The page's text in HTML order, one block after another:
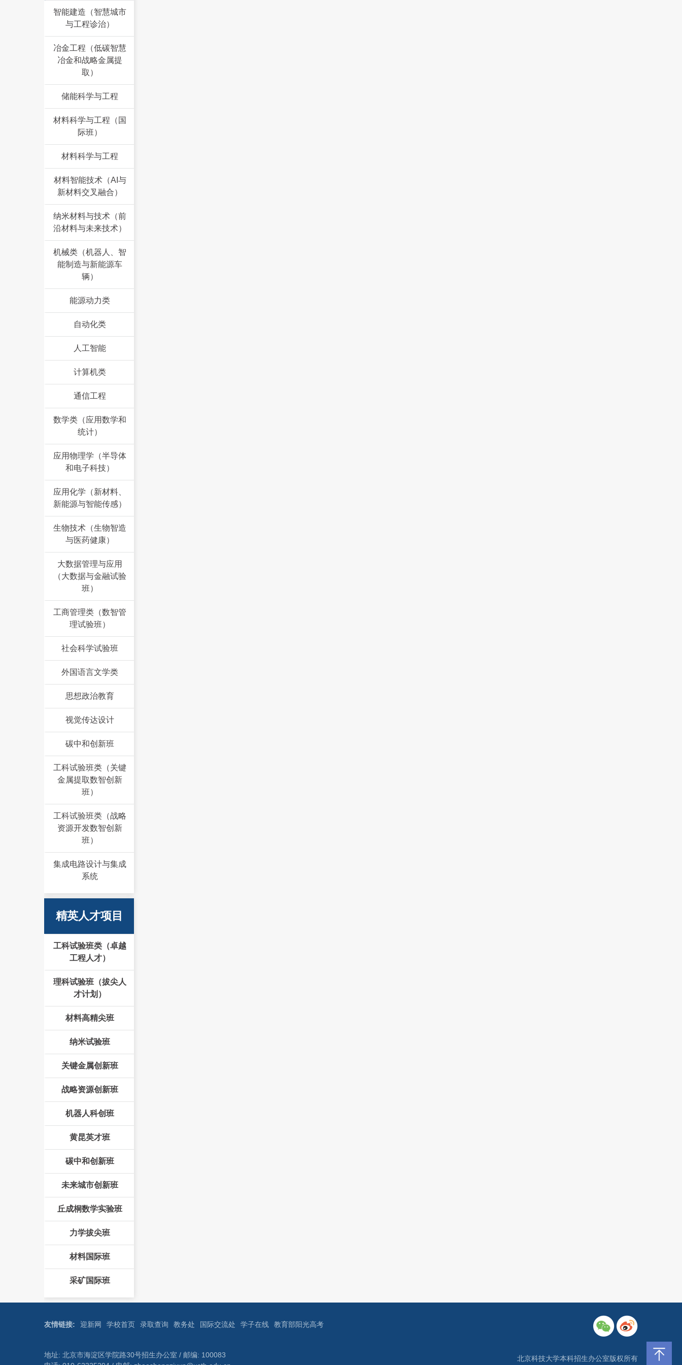
智能建造（智慧城市
与工程诊治）
冶金工程（低碳智慧
冶金和战略金属提
取）
储能科学与工程
材料科学与工程（国
际班）
材料科学与工程
材料智能技术（AI与
新材料交叉融合）
纳米材料与技术（前
沿材料与未来技术）
机械类（机器人、智
能制造与新能源车
辆）
能源动力类
自动化类
人工智能
计算机类
通信工程
数学类（应用数学和
统计）
应用物理学（半导体
和电子科技）
应用化学（新材料、
新能源与智能传感）
生物技术（生物智造
与医药健康）
大数据管理与应用
（大数据与金融试验
班）
工商管理类（数智管
理试验班）
社会科学试验班
外国语言文学类
思想政治教育
视觉传达设计
碳中和创新班
工科试验班类（关键
金属提取数智创新
班）
工科试验班类（战略
资源开发数智创新
班）
集成电路设计与集成
系统
精英人才项目
工科试验班类（卓越
工程人才）
理科试验班（拔尖人
才计划）
材料高精尖班
纳米试验班
关键金属创新班
战略资源创新班
机器人科创班
黄昆英才班
碳中和创新班
未来城市创新班
丘成桐数学实验班
力学拔尖班
材料国际班
采矿国际班
友情链接: 迎新网 学校首页 录取查询 教务处 国际交流处 学子在线 教育部阳光高考
地址: 北京市海淀区学院路30号招生办公室 / 邮编: 100083
北京科技大学本科招生办公室版权所有